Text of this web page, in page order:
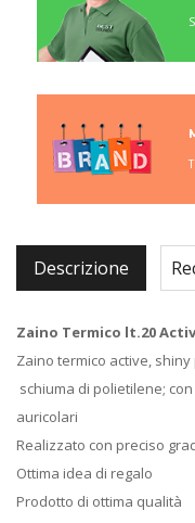
Descrizione
Zaino Termico lt.20
Zaino termico active,
schiuma di polietilene;
auricolari
Realizzato con preciso
Ottima idea di regalo
Prodotto di ottima qualità